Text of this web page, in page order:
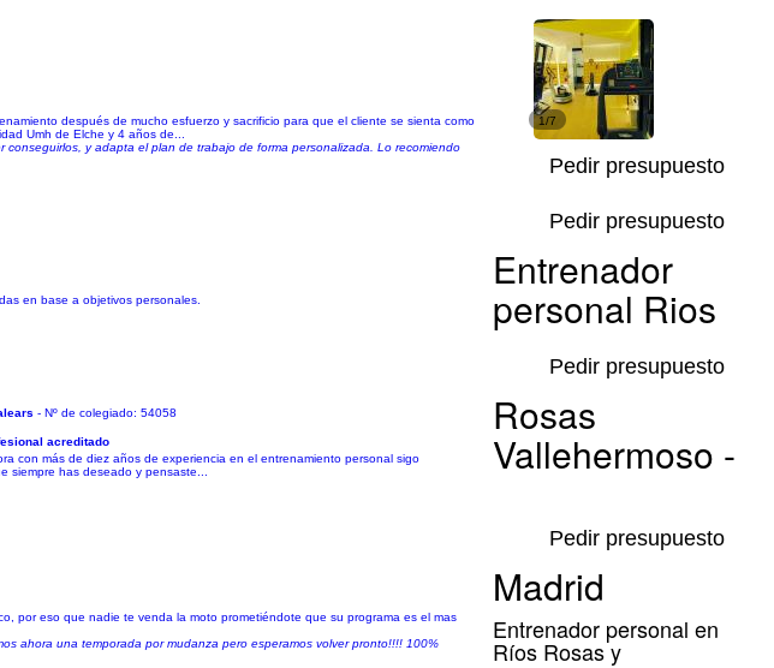
después de mucho esfuerzo y sacrificio para que el cliente se sienta como
Umh de Elche y 4 años de...
y adapta el plan de trabajo de forma personalizada. Lo recomiendo
1/7
Pedir presupuesto
en base a objetivos personales.
Pedir presupuesto
- Nº de colegiado: 54058
acreditado
con más de diez años de experiencia en el entrenamiento personal sigo
siempre has deseado y pensaste...
Pedir presupuesto
por eso que nadie te venda la moto prometiéndote que su programa es el mas
ahora una temporada por mudanza pero esperamos volver pronto!!!! 100%
Pedir presupuesto
Entrenador
personal Rios
Rosas
Vallehermoso -
Madrid
Entrenador personal en
Ríos Rosas y